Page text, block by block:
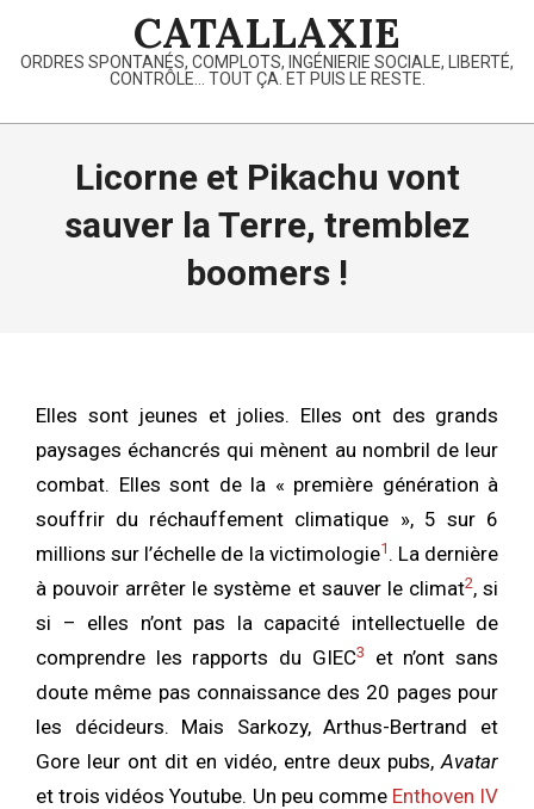
content
CATALLAXIE
ORDRES SPONTANÉS, COMPLOTS, INGÉNIERIE SOCIALE, LIBERTÉ,
CONTRÔLE… TOUT ÇA. ET PUIS LE RESTE.
Primary
Licorne et Pikachu vont
sauver la Terre, tremblez
boomers !
Elles sont jeunes et jolies. Elles ont des grands
paysages échancrés qui mènent au nombril de leur
combat. Elles sont de la « première génération à
souffrir du réchauffement climatique », 5 sur 6
millions sur l’échelle de la victimologie1 . La dernière
à pouvoir arrêter le système et sauver le climat2, si
si – elles n’ont pas la capacité intellectuelle de
comprendre les rapports du GIEC3
et n’ont sans
doute même pas connaissance des 20 pages pour
les décideurs. Mais Sarkozy, Arthus-Bertrand et
Gore leur ont dit en vidéo, entre deux pubs,Avatar
et trois vidéos Youtube. Un peu comme Enthoven IV